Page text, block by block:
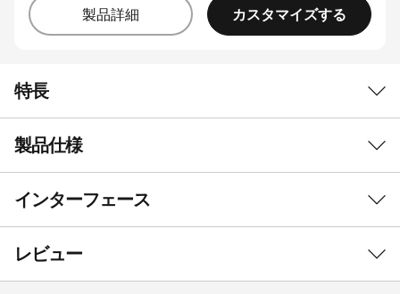
製品詳細 カスタマイズする
特長
AIのパワーで日常的なワ
ークフローを効率化
ThinkPad E14 Gen 8 は、インテル
シリーズ3プロセッサーを搭載して効率性を向上
製品仕様
Windows 11 Pro 64bit
その他のエディション選択可能
インターフェース
レビュー